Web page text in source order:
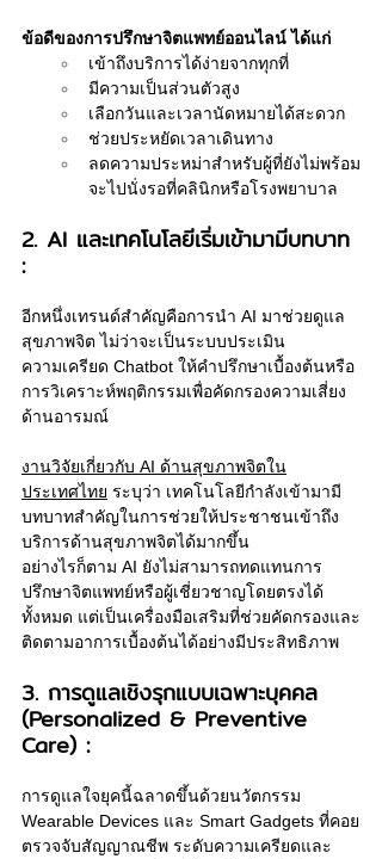
ข้อดีของการปรึกษาจิตแพทย์ออนไลน์ ได้แก่
เข้าถึงบริการได้ง่ายจากทุกที่
มีความเป็นส่วนตัวสูง
เลือกวันและเวลานัดหมายได้สะดวก
ช่วยประหยัดเวลาเดินทาง
ลดความประหม่าสำหรับผู้ที่ยังไม่พร้อม
จะไปนั่งรอที่คลินิกหรือโรงพยาบาล
2. AI และเทคโนโลยีเริ่มเข้ามามีบทบาท
:
อีกหนึ่งเทรนด์สำคัญคือการนำ AI มาช่วยดูแล
สุขภาพจิต ไม่ว่าจะเป็นระบบประเมิน
ความเครียด Chatbot ให้คำปรึกษาเบื้องต้นหรือ
การวิเคราะห์พฤติกรรมเพื่อคัดกรองความเสี่ยง
ด้านอารมณ์
งานวิจัยเกี่ยวกับ AI ด้านสุขภาพจิตใน
ประเทศไทย ระบุว่า เทคโนโลยีกำลังเข้ามามี
บทบาทสำคัญในการช่วยให้ประชาชนเข้าถึง
บริการด้านสุขภาพจิตได้มากขึ้น
อย่างไรก็ตาม AI ยังไม่สามารถทดแทนการ
ปรึกษาจิตแพทย์หรือผู้เชี่ยวชาญโดยตรงได้
ทั้งหมด แต่เป็นเครื่องมือเสริมที่ช่วยคัดกรองและ
ติดตามอาการเบื้องต้นได้อย่างมีประสิทธิภาพ
3. การดูแลเชิงรุกแบบเฉพาะบุคคล
(Personalized & Preventive
Care) :
การดูแลใจยุคนี้ฉลาดขึ้นด้วยนวัตกรรม
Wearable Devices และ Smart Gadgets ที่คอย
ตรวจจับสัญญาณชีพ ระดับความเครียดและ